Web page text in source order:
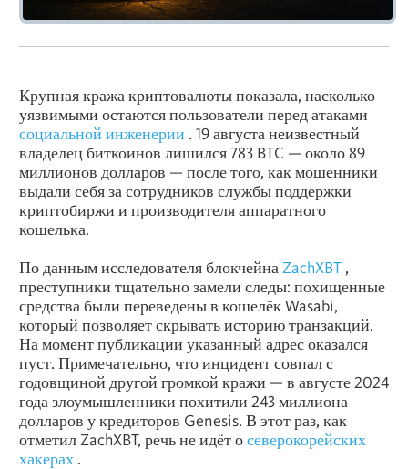
Крупная кража криптовалюты показала, насколько
уязвимыми остаются пользователи перед атаками
социальной инженерии . 19 августа неизвестный
владелец биткоинов лишился 783 BTC — около 89
миллионов долларов — после того, как мошенники
выдали себя за сотрудников службы поддержки
криптобиржи и производителя аппаратного
кошелька.
По данным исследователя блокчейна ZachXBT ,
преступники тщательно замели следы: похищенные
средства были переведены в кошелёк Wasabi,
который позволяет скрывать историю транзакций.
На момент публикации указанный адрес оказался
пуст. Примечательно, что инцидент совпал с
годовщиной другой громкой кражи — в августе 2024
года злоумышленники похитили 243 миллиона
долларов у кредиторов Genesis. В этот раз, как
отметил ZachXBT, речь не идёт осеверокорейских
хакерах .